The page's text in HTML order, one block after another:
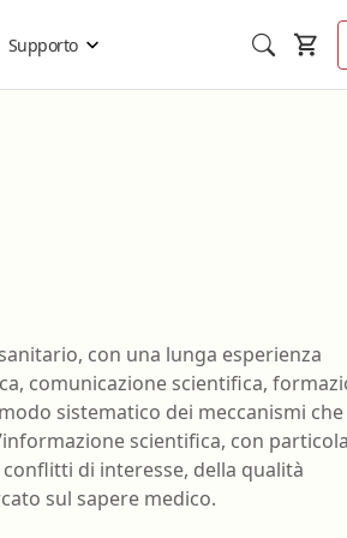
fisiopatologia
e perfusione
medica
Supporto
con una lunga esperienza
comunicazione scientifica,
sistematico dei meccanismi che
scientifica, con
di interesse, della qualità
sul sapere medico.